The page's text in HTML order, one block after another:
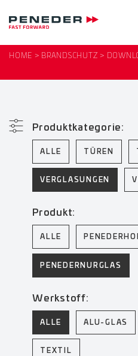
HOME BRANDSCHUTZ
Produktkategorie:
ALLE TÜREN
VERGLASUNGEN
Produkt:
ALLE
PENEDERNURGLAS
Werkstoff:
ALLE ALU-GLAS
TEXTIL